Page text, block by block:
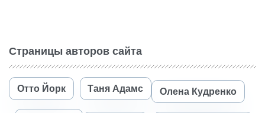
Страницы авторов сайта
Отто Йорк Таня Адамс Олена Кудренко